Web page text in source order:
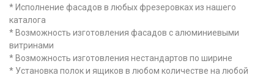
* Исполнение фасадов в любых фрезеровках из нашего
каталога
* Возможность изготовления фасадов с алюминиевыми
витринами
* Возможность изготовления нестандартов по ширине
* Установка полок и ящиков в любом количестве на любой